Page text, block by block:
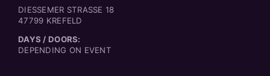
DIESSEMER STRASSE 18
47799 KREFELD
DAYS / DOORS:
DEPENDING ON EVENT